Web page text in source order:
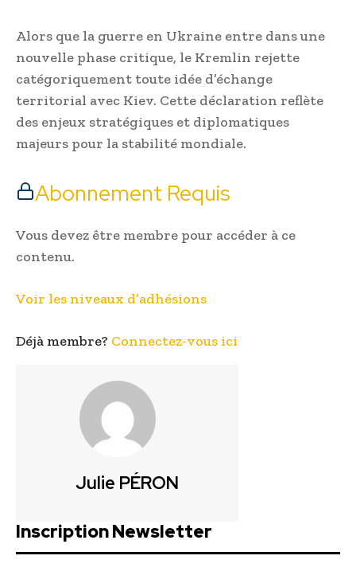
Alors que la guerre en Ukraine entre dans une
nouvelle phase critique, le Kremlin rejette
catégoriquement toute idée d’échange
territorial avec Kiev. Cette déclaration reflète
des enjeux stratégiques et diplomatiques
majeurs pour la stabilité mondiale.
Abonnement Requis
Vous devez être membre pour accéder à ce
contenu.
Voir les niveaux d’adhésions
Déjà membre? Connectez-vous ici
Julie PÉRON
Inscription Newsletter